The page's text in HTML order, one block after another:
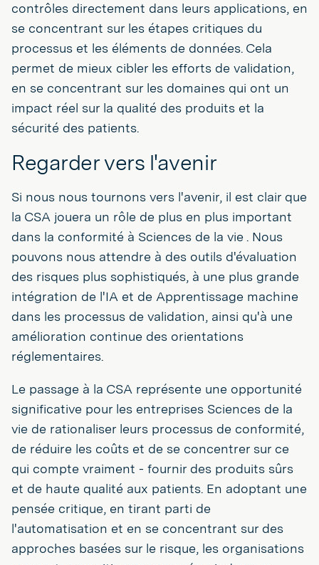
contrôles directement dans leurs applications, en
se concentrant sur les étapes critiques du
processus et les éléments de données. Cela
permet de mieux cibler les efforts de validation,
en se concentrant sur les domaines qui ont un
impact réel sur la qualité des produits et la
sécurité des patients.
Regarder vers l'avenir
Si nous nous tournons vers l'avenir, il est clair que
la CSA jouera un rôle de plus en plus important
dans la conformité à Sciences de la vie . Nous
pouvons nous attendre à des outils d'évaluation
des risques plus sophistiqués, à une plus grande
intégration de l'IA et de Apprentissage machine
dans les processus de validation, ainsi qu'à une
amélioration continue des orientations
réglementaires.
Le passage à la CSA représente une opportunité
significative pour les entreprises Sciences de la
vie de rationaliser leurs processus de conformité,
de réduire les coûts et de se concentrer sur ce
qui compte vraiment - fournir des produits sûrs
et de haute qualité aux patients. En adoptant une
pensée critique, en tirant parti de
l'automatisation et en se concentrant sur des
approches basées sur le risque, les organisations